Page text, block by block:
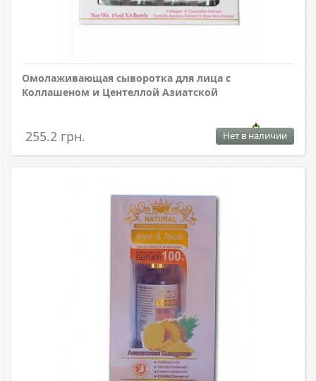
Омолаживающая сыворотка для лица с
Коллашеном и Центеллой Азиатской
255.2 грн. Нет в наличии